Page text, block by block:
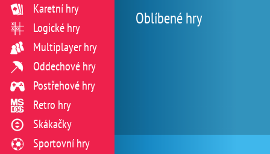
Oblíbené hry
Karetní hry
Logické hry
Multiplayer hry
Oddechové hry
Postřehové hry
Retro hry
Skákačky
Sportovní hry